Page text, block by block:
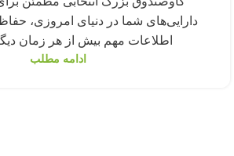
دارایی‌های شما در دنیای امروزی،
اطلاعات مهم بیش از هر زمان
ادامه مطلب